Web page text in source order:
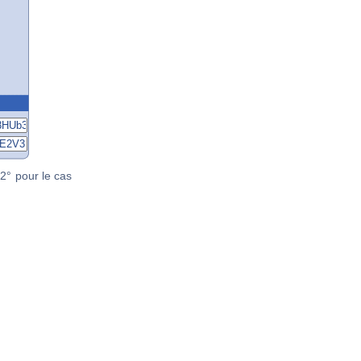
pour le cas